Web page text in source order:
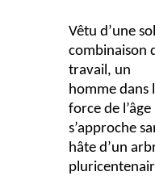
Vêtu d’une
combinaison
travail, un
homme dans
force de l’âge
s’approche
hâte d’un